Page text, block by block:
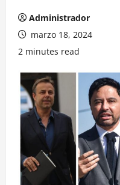
Administrador
marzo 18, 2024
2 minutes read